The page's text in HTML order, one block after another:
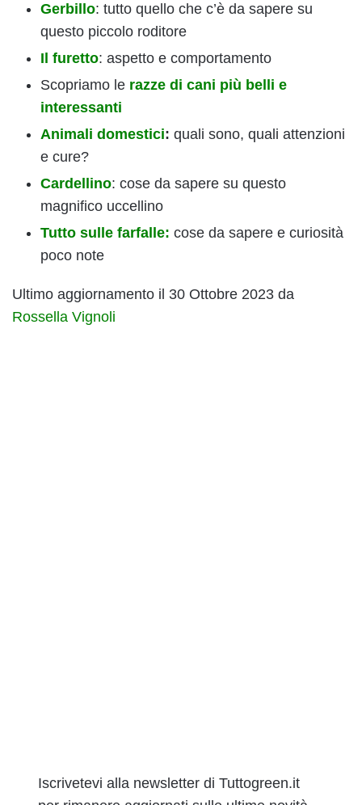
Gerbillo: tutto quello che c’è da sapere su
questo piccolo roditore
Il furetto: aspetto e comportamento
Scopriamo le razze di cani più belli e
interessanti
Animali domestici: quali sono, quali attenzioni
e cure?
Cardellino: cose da sapere su questo
magnifico uccellino
Tutto sulle farfalle: cose da sapere e curiosità
poco note
Ultimo aggiornamento il 30 Ottobre 2023 da
Rossella Vignoli
Iscrivetevi alla newsletter di Tuttogreen.it